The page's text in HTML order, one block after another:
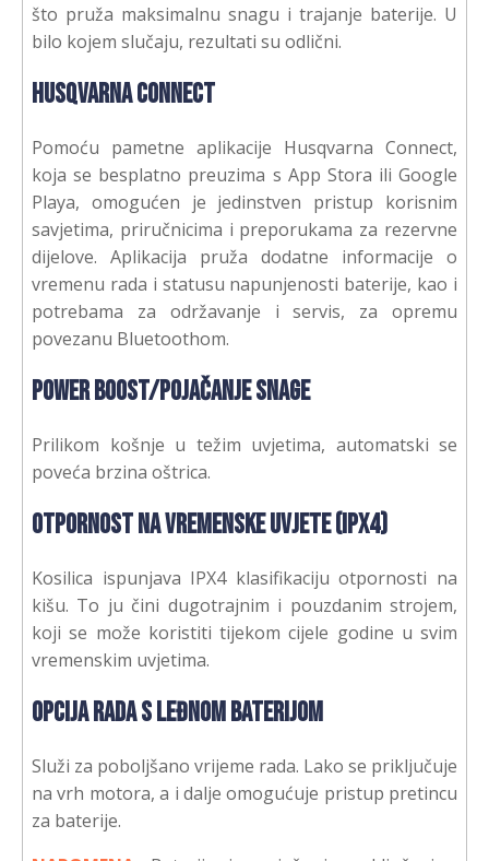
što pruža maksimalnu snagu i trajanje baterije. U
bilo kojem slučaju, rezultati su odlični.
Husqvarna Connect
Pomoću pametne aplikacije Husqvarna Connect,
koja se besplatno preuzima s App Stora ili Google
Playa, omogućen je jedinstven pristup korisnim
savjetima, priručnicima i preporukama za rezervne
dijelove. Aplikacija pruža dodatne informacije o
vremenu rada i statusu napunjenosti baterije, kao i
potrebama za održavanje i servis, za opremu
povezanu Bluetoothom.
Power Boost/Pojačanje snage
Prilikom košnje u težim uvjetima, automatski se
poveća brzina oštrica.
Otpornost na vremenske uvjete (IPX4)
Kosilica ispunjava IPX4 klasifikaciju otpornosti na
kišu. To ju čini dugotrajnim i pouzdanim strojem,
koji se može koristiti tijekom cijele godine u svim
vremenskim uvjetima.
Opcija rada s leđnom baterijom
Služi za poboljšano vrijeme rada. Lako se priključuje
na vrh motora, a i dalje omogućuje pristup pretincu
za baterije.